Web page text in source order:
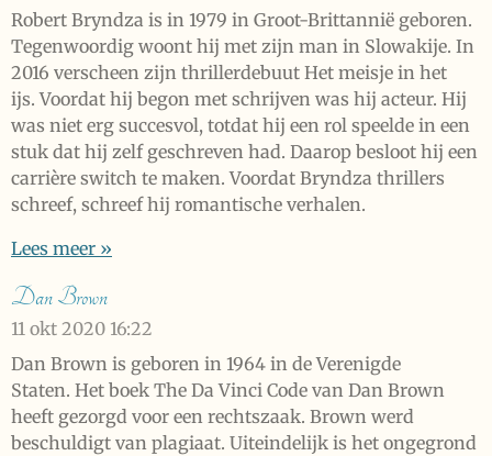
Robert Bryndza is in 1979 in Groot-Brittannië geboren.
Tegenwoordig woont hij met zijn man in Slowakije. In
2016 verscheen zijn thrillerdebuut Het meisje in het
ijs. Voordat hij begon met schrijven was hij acteur. Hij
was niet erg succesvol, totdat hij een rol speelde in een
stuk dat hij zelf geschreven had. Daarop besloot hij een
carrière switch te maken. Voordat Bryndza thrillers
schreef, schreef hij romantische verhalen.
Lees meer »
Dan Brown
11 okt 2020 16:22
Dan Brown is geboren in 1964 in de Verenigde
Staten. Het boek The Da Vinci Code van Dan Brown
heeft gezorgd voor een rechtszaak. Brown werd
beschuldigt van plagiaat. Uiteindelijk is het ongegrond